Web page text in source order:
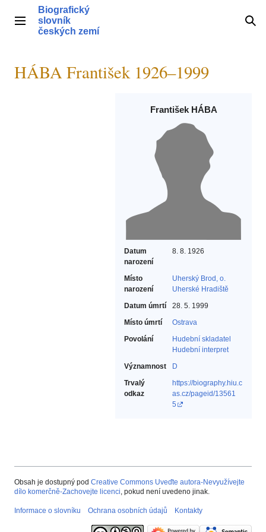
obsahHlavní menu
Biografický
slovník
českých zemí
HÁBA František 1926–1999
František HÁBA
Datum
narození
8. 8. 1926
Místo
narození
Uherský Brod, o.
Uherské Hradiště
Datum úmrtí
28. 5. 1999
Místo úmrtí
Ostrava
Povolání
Hudební skladatel‎
Hudební interpret‎
Významnost
D
Trvalý
odkaz
https://biography.hiu.c
as.cz/pageid/13561
5
Obsah je dostupný pod Creative Commons Uveďte autora-Nevyužívejte
dílo komerčně-Zachovejte licenci, pokud není uvedeno jinak.
Informace o slovníku Ochrana osobních údajů Kontakty